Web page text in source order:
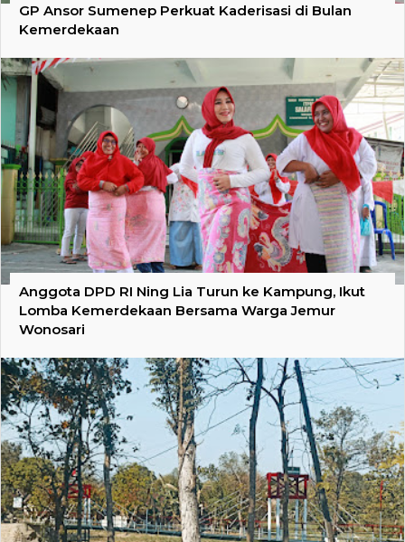
GP Ansor Sumenep Perkuat Kaderisasi di Bulan
Kemerdekaan
Anggota DPD RI Ning Lia Turun ke Kampung, Ikut
Lomba Kemerdekaan Bersama Warga Jemur
Wonosari